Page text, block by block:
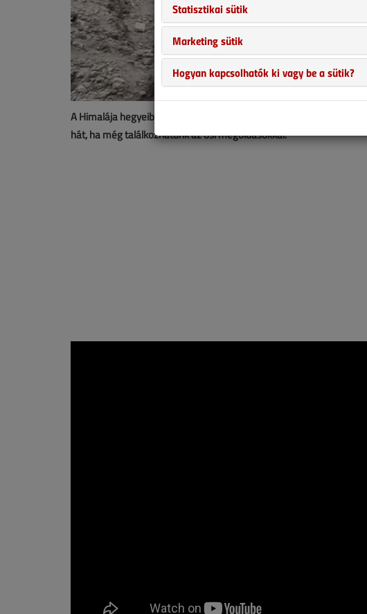
A Himalája hegyeiben egészen másképp zajlik az élet. Nepál a
hát, ha még találkozhatunk az ősi megoldásokkal.
Statisztikai sütik
Marketing sütik
Hogyan kapcsolhatók ki vagy be a sütik?